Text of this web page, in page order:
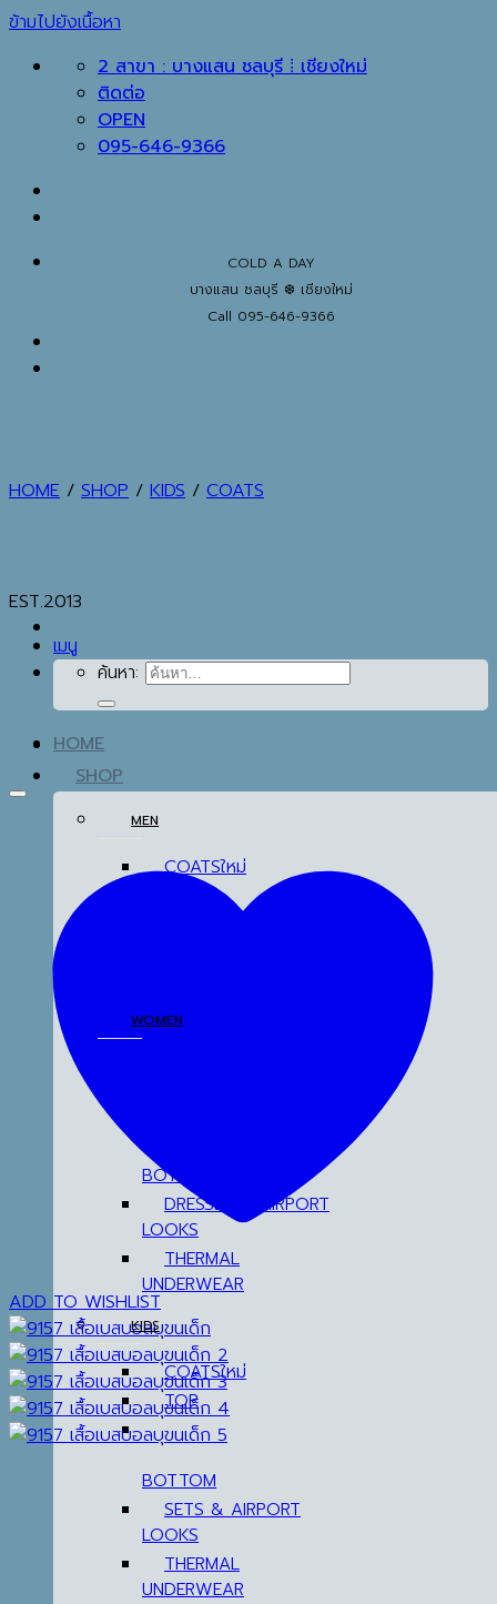
ข้ามไปยังเนื้อหา
2 สาขา : บางแสน ชลบุรี ⁞ เชียงใหม่
ติดต่อ
OPEN
095-646-9366
COLD A DAY
บางแสน ชลบุรี ❆ เชียงใหม่
Call 095-646-9366
EST.2013
เมนู
ค้นหา:
HOME
SHOP
MEN
COATS
WOMEN
BOTTOM
DRESSES & AIRPORT
LOOKS
THERMAL
UNDERWEAR
KIDS
COATS
TOP
BOTTOM
SETS & AIRPORT
LOOKS
THERMAL
UNDERWEAR
HOME / SHOP / KIDS / COATS
ADD TO WISHLIST